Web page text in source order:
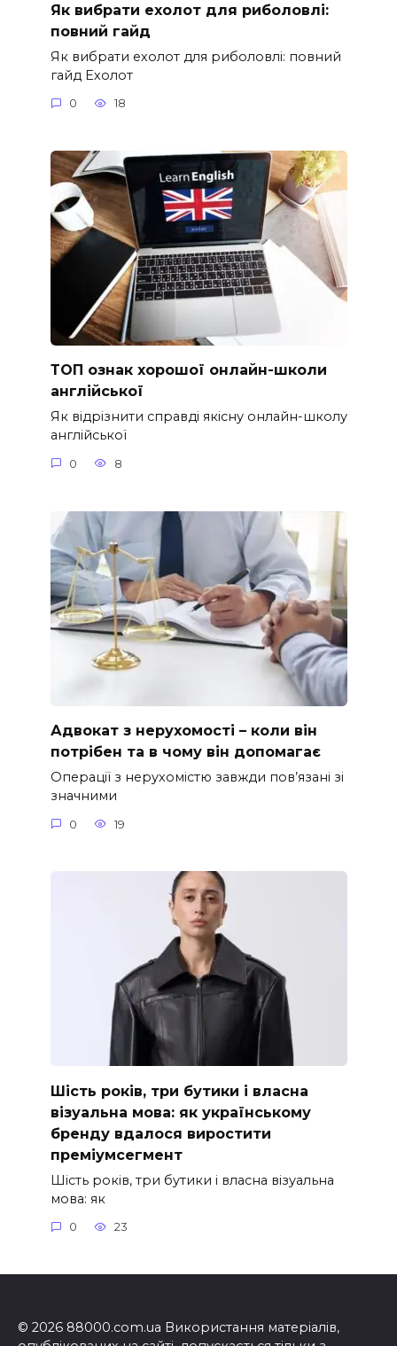
Як вибрати ехолот для риболовлі:
повний гайд
Як вибрати ехолот для риболовлі: повний
гайд Ехолот
0 18
ТОП ознак хорошої онлайн-школи
англійської
Як відрізнити справді якісну онлайн-школу
англійської
0 8
Адвокат з нерухомості – коли він
потрібен та в чому він допомагає
Операції з нерухомістю завжди пов’язані зі
значними
0 19
Шість років, три бутики і власна
візуальна мова: як українському
бренду вдалося виростити
преміумсегмент
Шість років, три бутики і власна візуальна
мова: як
0 23
© 2026 88000.com.ua Використання матеріалів,